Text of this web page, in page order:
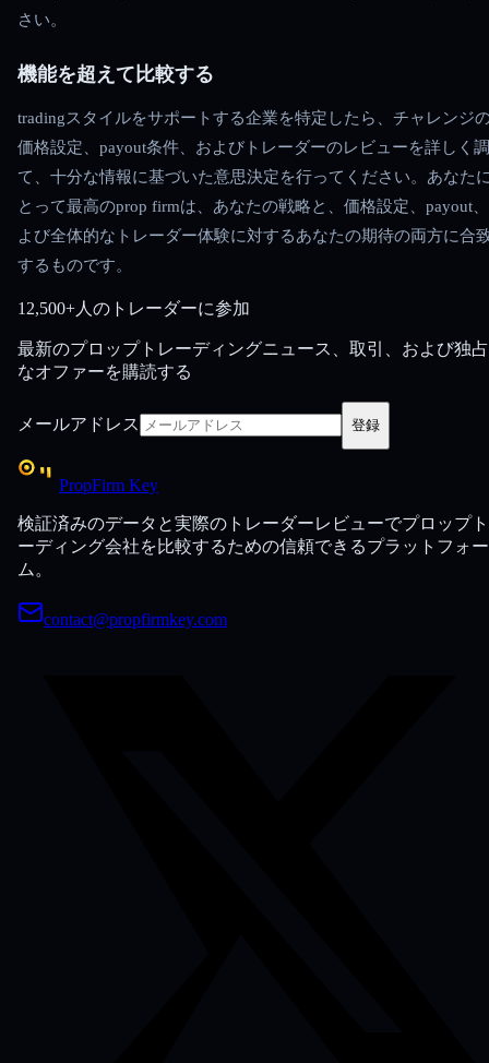
さい。
機能を超えて比較する
tradingスタイルをサポートする企業を特定したら、チャレンジ
価格設定、payout条件、およびトレーダーのレビューを詳しく
て、十分な情報に基づいた意思決定を行ってください。あなた
とって最高のprop firmは、あなたの戦略と、価格設定、payout
よび全体的なトレーダー体験に対するあなたの期待の両方に合
するものです。
12,500+人のトレーダーに参加
最新のプロップトレーディングニュース、取引、および独
なオファーを購読する
メールアドレス 登録
PropFirm Key
検証済みのデータと実際のトレーダーレビューでプロップ
ーディング会社を比較するための信頼できるプラットフォー
ム。
contact@propfirmkey.com